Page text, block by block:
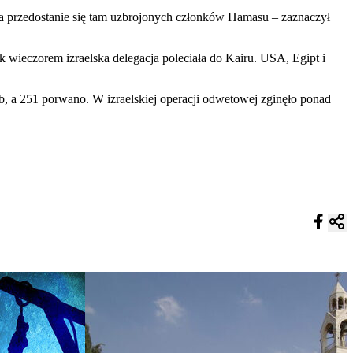
się tam uzbrojonych członków Hamasu – zaznaczył
izraelska delegacja poleciała do Kairu. USA, Egipt i
a 251 porwano. W izraelskiej operacji odwetowej zginęło ponad